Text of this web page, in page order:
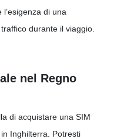
di una
durante il viaggio.
nel Regno
di acquistare una SIM
Inghilterra. Potresti